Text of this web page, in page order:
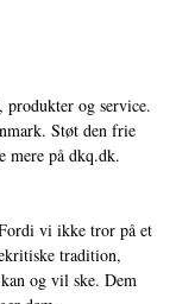
og service.
Støt den frie
mere på dkq.dk.
vi ikke tror på et
tradition,
og vil ske. Dem